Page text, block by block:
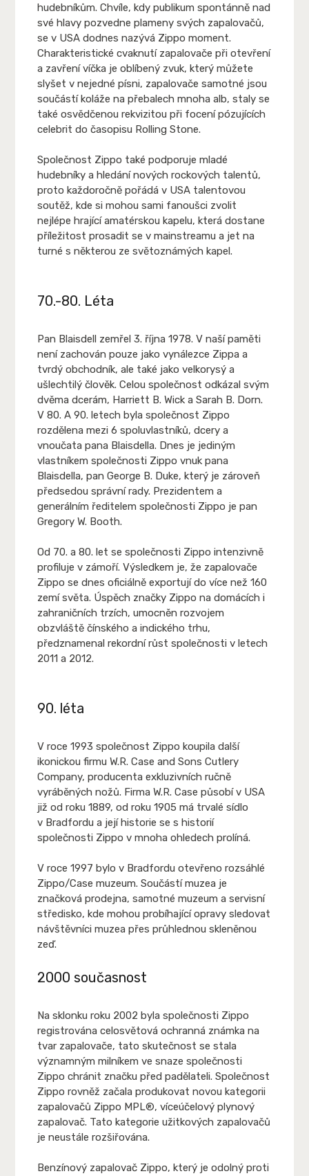
hudebníkům. Chvíle, kdy publikum spontánně nad
své hlavy pozvedne plameny svých zapalovačů,
se v USA dodnes nazývá Zippo moment.
Charakteristické cvaknutí zapalovače při otevření
a zavření víčka je oblíbený zvuk, který můžete
slyšet v nejedné písni, zapalovače samotné jsou
součástí koláže na přebalech mnoha alb, staly se
také osvědčenou rekvizitou při focení pózujících
celebrit do časopisu Rolling Stone.
Společnost Zippo také podporuje mladé
hudebníky a hledání nových rockových talentů,
proto každoročně pořádá v USA talentovou
soutěž, kde si mohou sami fanoušci zvolit
nejlépe hrající amatérskou kapelu, která dostane
příležitost prosadit se v mainstreamu a jet na
turné s některou ze světoznámých kapel.
70.-80. Léta
Pan Blaisdell zemřel 3. října 1978. V naší paměti
není zachován pouze jako vynálezce Zippa a
tvrdý obchodník, ale také jako velkorysý a
ušlechtilý člověk. Celou společnost odkázal svým
dvěma dcerám, Harriett B. Wick a Sarah B. Dorn.
V 80. A 90. letech byla společnost Zippo
rozdělena mezi 6 spoluvlastníků, dcery a
vnoučata pana Blaisdella. Dnes je jediným
vlastníkem společnosti Zippo vnuk pana
Blaisdella, pan George B. Duke, který je zároveň
předsedou správní rady. Prezidentem a
generálním ředitelem společnosti Zippo je pan
Gregory W. Booth.
Od 70. a 80. let se společnosti Zippo intenzivně
profiluje v zámoří. Výsledkem je, že zapalovače
Zippo se dnes oficiálně exportují do více než 160
zemí světa. Úspěch značky Zippo na domácích i
zahraničních trzích, umocněn rozvojem
obzvláště čínského a indického trhu,
předznamenal rekordní růst společnosti v letech
2011 a 2012.
90. léta
V roce 1993 společnost Zippo koupila další
ikonickou firmu W.R. Case and Sons Cutlery
Company, producenta exkluzivních ručně
vyráběných nožů. Firma W.R. Case působí v USA
již od roku 1889, od roku 1905 má trvalé sídlo
v Bradfordu a její historie se s historií
společnosti Zippo v mnoha ohledech prolíná.
V roce 1997 bylo v Bradfordu otevřeno rozsáhlé
Zippo/Case muzeum. Součástí muzea je
značková prodejna, samotné muzeum a servisní
středisko, kde mohou probíhající opravy sledovat
návštěvníci muzea přes průhlednou skleněnou
zeď.
2000 současnost
Na sklonku roku 2002 byla společnosti Zippo
registrována celosvětová ochranná známka na
tvar zapalovače, tato skutečnost se stala
významným milníkem ve snaze společnosti
Zippo chránit značku před padělateli. Společnost
Zippo rovněž začala produkovat novou kategorii
zapalovačů Zippo MPL®, víceúčelový plynový
zapalovač. Tato kategorie užitkových zapalovačů
je neustále rozšiřována.
Benzínový zapalovač Zippo, který je odolný proti